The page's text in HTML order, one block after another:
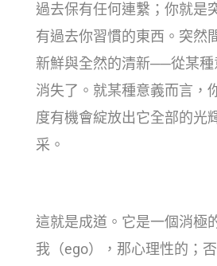
過去保有任何連繫；你就是
有過去你習慣的東西。突然
新鮮與全然的清新──從某種
消失了。就某種意義而言，
度有機會綻放出它全部的光
采。
這就是成道。它是一個消極
我（ego），那心理性的；